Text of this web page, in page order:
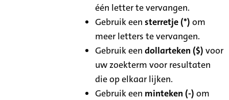
één letter te vervangen.
Gebruik eensterretje (*) om
meer letters te vervangen.
Gebruik eendollarteken ($) voor
uw zoekterm voor resultaten
die op elkaar lijken.
Gebruik een minteken (-) om